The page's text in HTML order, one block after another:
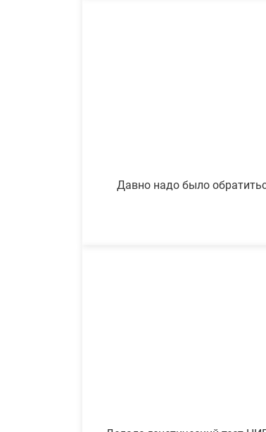
Давно надо было